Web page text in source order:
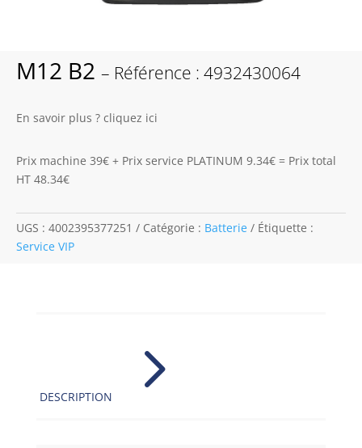
M12 B2 – Référence : 4932430064
En savoir plus ? cliquez ici
Prix machine 39€ + Prix service PLATINUM 9.34€ = Prix total
HT 48.34€
UGS : 4002395377251 Catégorie : Batterie
Étiquette :
Service VIP
DESCRIPTION 5